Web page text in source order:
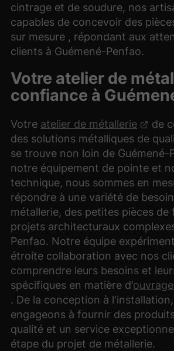
cintrage et de soudure, nos
capables de concevoir des
sur mesure , répondant aux
clients à Guémené-Penfao.
Votre atelier de
confiance à
Votre atelier de métallerie
de
des solutions métalliques de
se trouve non loin de Guémené-
notre équipement de pointe et
technique, nous sommes en
répondre à une variété de
métallerie, des petites pièces de
projets architecturaux
Penfao. Notre équipe
étroite collaboration avec nos
comprendre leurs besoins et
spécifiques en matière d’
. De la conception à
engageons à fournir des
qualité et un service
étape du projet de métallerie.